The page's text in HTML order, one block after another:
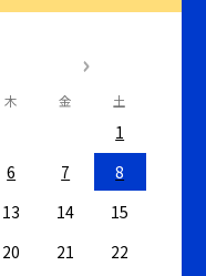
木 金 土
1
6 7
8
13 14
15
20 21
22